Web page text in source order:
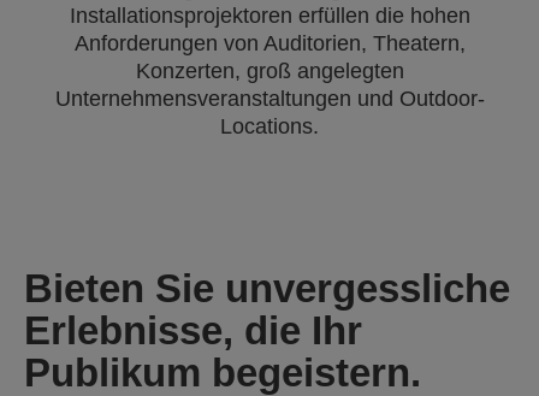
Installationsprojektoren erfüllen die hohen
Anforderungen von Auditorien, Theatern,
Konzerten, groß angelegten
Unternehmensveranstaltungen und Outdoor-
Locations.
Bieten Sie unvergessliche
Erlebnisse, die Ihr
Publikum begeistern.